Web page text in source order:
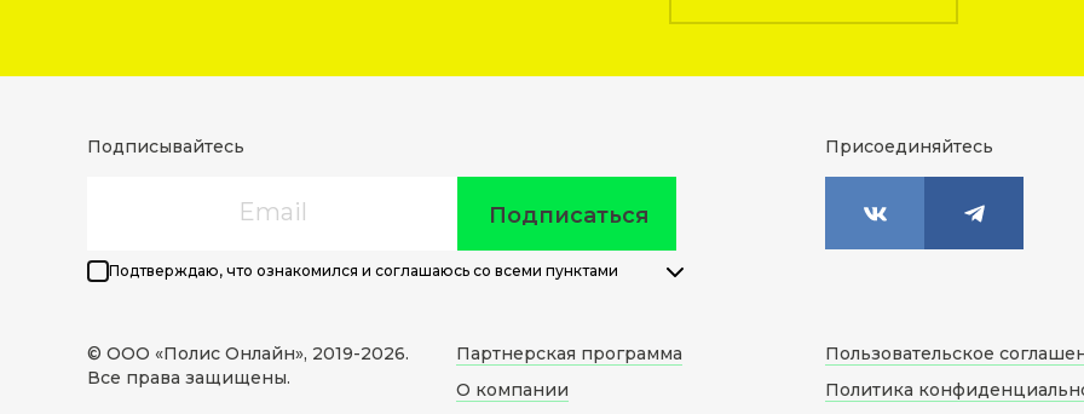
Подписывайтесь
Подписаться
Подтверждаю, что ознакомился и соглашаюсь со всеми пунктами
Присоединяйтесь
© ООО «Полис Онлайн», 2019-2026.
Все права защищены.
Партнерская программа
О компании
Пользовательское
Политика